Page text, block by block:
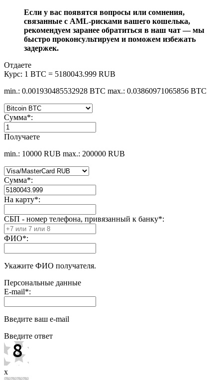
Если у вас появятся вопросы или сомнения,
связанные с AML-рисками вашего кошелька,
рекомендуем заранее обратиться в наш чат — мы
быстро проконсультируем и поможем избежать
задержек.
Отдаете
Курс: 1 BTC = 5180043.999 RUB
min.: 0.001930485532928 BTC max.: 0.03860971065856 BTC
Сумма*:
Получаете
min.: 10000 RUB max.: 200000 RUB
Сумма*:
На карту*:
СБП - номер телефона, привязанный к банку*:
ФИО*:
Укажите ФИО получателя.
Персональные данные
E-mail*:
Введите ваш e-mail
Введите ответ
x